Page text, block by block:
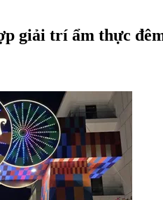
giải trí ẩm thực